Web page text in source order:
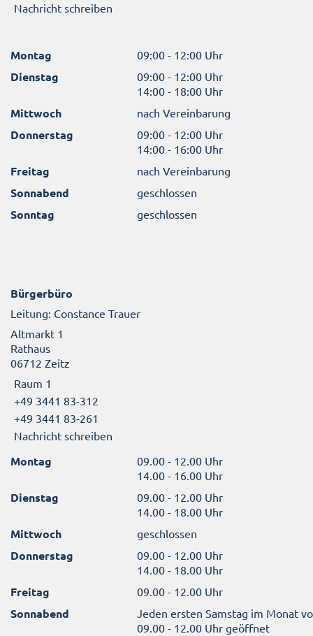
Nachricht schreiben
Montag 09:00 - 12:00 Uhr
Dienstag
09:00 - 12:00 Uhr
14:00 - 18:00 Uhr
Mittwoch nach Vereinbarung
Donnerstag
09:00 - 12:00 Uhr
14:00 - 16:00 Uhr
Freitag nach Vereinbarung
Sonnabend geschlossen
Sonntag geschlossen
Bürgerbüro
Leitung: Constance Trauer
Altmarkt 1
Rathaus
06712 Zeitz
Raum 1
+49 3441 83-312
+49 3441 83-261
Nachricht schreiben
Montag
09.00 - 12.00 Uhr
14.00 - 16.00 Uhr
Dienstag
09.00 - 12.00 Uhr
14.00 - 18.00 Uhr
Mittwoch geschlossen
Donnerstag
09.00 - 12.00 Uhr
14.00 - 18.00 Uhr
Freitag 09.00 - 12.00 Uhr
Sonnabend
Jeden ersten Samstag im Monat
09.00 - 12.00 Uhr geöffnet